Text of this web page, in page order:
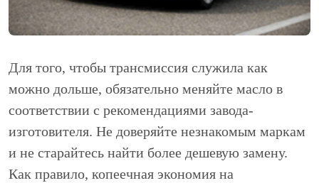
Для того, чтобы трансмиссия служила как
можно дольше, обязательно меняйте масло в
соответствии с рекомендациями завода-
изготовителя. Не доверяйте незнакомым маркам
и не старайтесь найти более дешевую замену.
Как правило, копеечная экономия на